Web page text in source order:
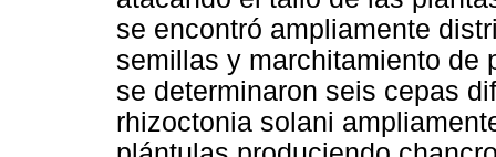
se encontró ampliamente
semillas y marchitamiento de
se determinaron seis cepas
rhizoctonia solani